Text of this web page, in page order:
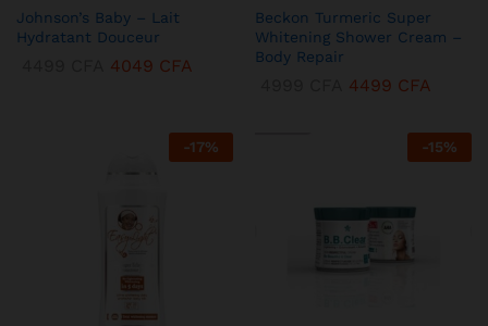
Johnson’s Baby – Lait
Hydratant Douceur
4049 CFA
Beckon Turmeric Super
Whitening Shower Cream –
Body Repair
4499 CFA
-17% -15%